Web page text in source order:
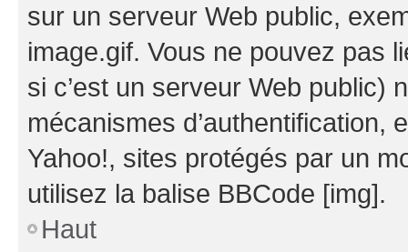
sur un serveur Web public,
image.gif. Vous ne pouvez pas
si c’est un serveur Web public)
mécanismes d’authentification,
Yahoo!, sites protégés par un
utilisez la balise BBCode [img].
Haut